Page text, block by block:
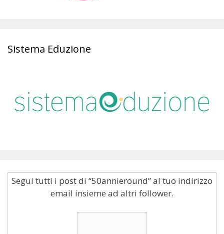
Sistema Eduzione
Segui tutti i post di “50annieround” al tuo indirizzo
email insieme ad altri follower.